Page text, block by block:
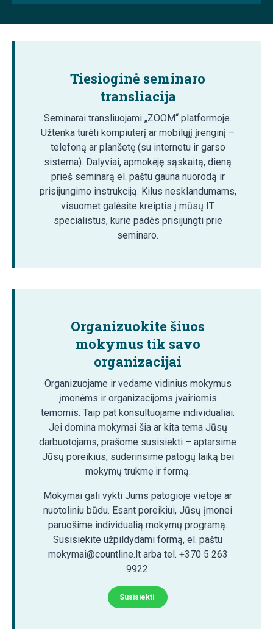
Tiesioginė seminaro
transliacija
Seminarai transliuojami „ZOOM“ platformoje.
Užtenka turėti kompiuterį ar mobilųjį įrenginį –
telefoną ar planšetę (su internetu ir garso
sistema). Dalyviai, apmokėję sąskaitą, dieną
prieš seminarą el. paštu gauna nuorodą ir
prisijungimo instrukciją. Kilus nesklandumams,
visuomet galėsite kreiptis į mūsų IT
specialistus, kurie padės prisijungti prie
seminaro.
Organizuokite šiuos
mokymus tik savo
organizacijai
Organizuojame ir vedame vidinius mokymus
įmonėms ir organizacijoms įvairiomis
temomis. Taip pat konsultuojame individualiai.
Jei domina mokymai šia ar kita tema Jūsų
darbuotojams, prašome susisiekti – aptarsime
Jūsų poreikius, suderinsime patogų laiką bei
mokymų trukmę ir formą.
Mokymai gali vykti Jums patogioje vietoje ar
nuotoliniu būdu. Esant poreikiui, Jūsų įmonei
paruošime individualią mokymų programą.
Susisiekite užpildydami formą, el. paštu
mokymai@countline.lt arba tel. +370 5 263
9922.
Susisiekti